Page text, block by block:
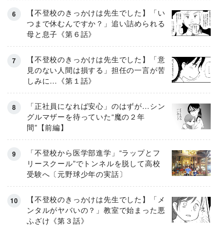
【不登校のきっかけは先生でした】「い
つまで休むんですか？」追い詰められる
母と息子《第６話》
【不登校のきっかけは先生でした】「意
見のない人間は損する」担任の一言が苦
しみに…《第１話》
「正社員になれば安心」のはずが…シン
グルマザーを待っていた“魔の２年
間”【前編】
「不登校から医学部進学」“ラップとフ
リースクール”でトンネルを脱して高校
受験へ〔元野球少年の実話〕
【不登校のきっかけは先生でした】「メ
ンタルがヤバいの？」教室で始まった悪
ふざけ《第３話》